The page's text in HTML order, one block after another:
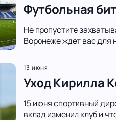
Футбольная
Не пропустите
Воронеже ждет вас для
13 июня
Уход Кирилла
15 июня спортивный
вклад изменил клуб и